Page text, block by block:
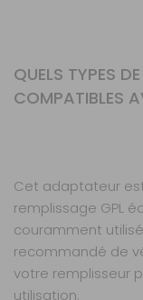
QUELS TYPES
COMPATIBLES
Cet adaptateur
remplissage GPL
couramment
recommandé de
votre remplisseur
utilisation.